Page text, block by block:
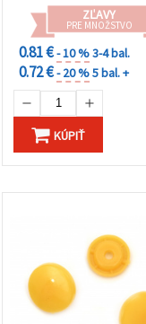
ZĽAVY
PRE MNOŽSTVO
0.81 €- 10 %3-4 bal.
0.72 €- 20 %5 bal. +
KÚPIŤ